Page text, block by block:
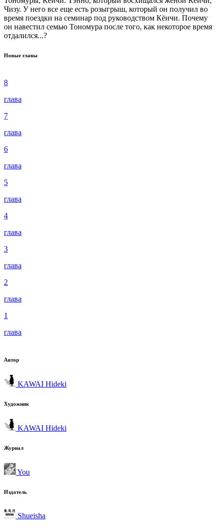
Чизу. У него все еще есть розыгрыш, который он получил во
время поездки на семинар под руководством Кёичи. Почему
он навестил семью Тономура после того, как некоторое время
отдалился...?
Новые главы
8
глава
7
глава
6
глава
5
глава
4
глава
3
глава
2
глава
1
глава
Автор
KAWAI Hideki
Художник
KAWAI Hideki
Журнал
You
Издатель
Shueisha